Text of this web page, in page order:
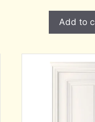
Add to